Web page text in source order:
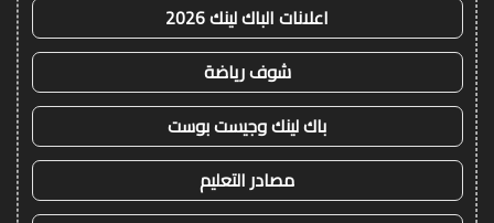
اعلانات الباك لينك 2026
شوف رياضة
باك لينك وجيست بوست
مصادر التعليم